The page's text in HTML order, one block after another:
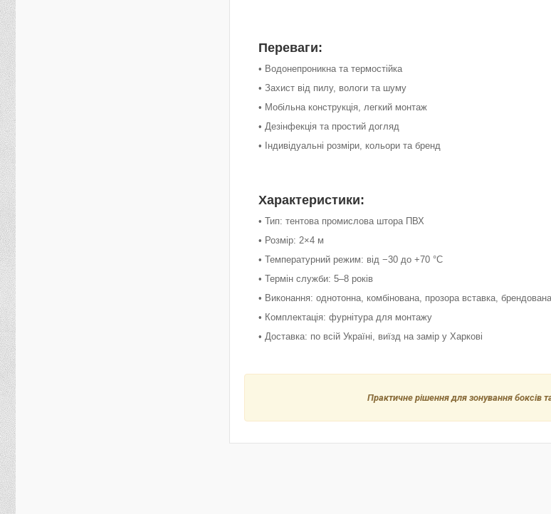
Переваги:
• Водонепроникна та термостійка
• Захист від пилу, вологи та шуму
• Мобільна конструкція, легкий монтаж
• Дезінфекція та простий догляд
• Індивідуальні розміри, кольори та бренд
Характеристики:
• Тип: тентова промислова штора ПВХ
• Розмір: 2×4 м
• Температурний режим: від −30 до +70 °С
• Термін служби: 5–8 років
• Виконання: однотонна, комбінована, прозора вставка, брендована
• Комплектація: фурнітура для монтажу
• Доставка: по всій Україні, виїзд на замір у Харкові
Практичне рішення для зонування боксів